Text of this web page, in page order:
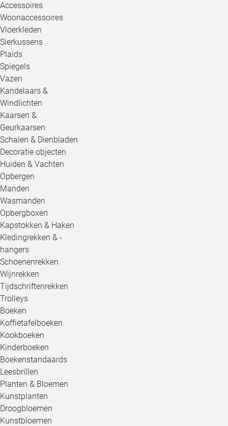
Accessoires
Woonaccessoires
Vloerkleden
Sierkussens
Plaids
Spiegels
Vazen
Kandelaars &
Windlichten
Kaarsen &
Geurkaarsen
Schalen & Dienbladen
Decoratie objecten
Huiden & Vachten
Opbergen
Manden
Wasmanden
Opbergboxen
Kapstokken & Haken
Kledingrekken & -
hangers
Schoenenrekken
Wijnrekken
Tijdschriftenrekken
Trolleys
Boeken
Koffietafelboeken
Kookboeken
Kinderboeken
Boekenstandaards
Leesbrillen
Planten & Bloemen
Kunstplanten
Droogbloemen
Kunstbloemen